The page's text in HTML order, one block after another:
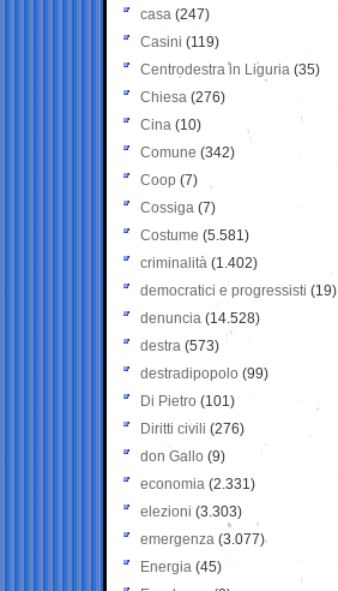
casa (247)
Casini (119)
Centrodestra in Liguria (35)
Chiesa (276)
Cina (10)
Comune (342)
Coop (7)
Cossiga (7)
Costume (5.581)
criminalità (1.402)
democratici e progressisti (19)
denuncia (14.528)
destra (573)
destradipopolo (99)
Di Pietro (101)
Diritti civili (276)
don Gallo (9)
economia (2.331)
elezioni (3.303)
emergenza (3.077)
Energia (45)